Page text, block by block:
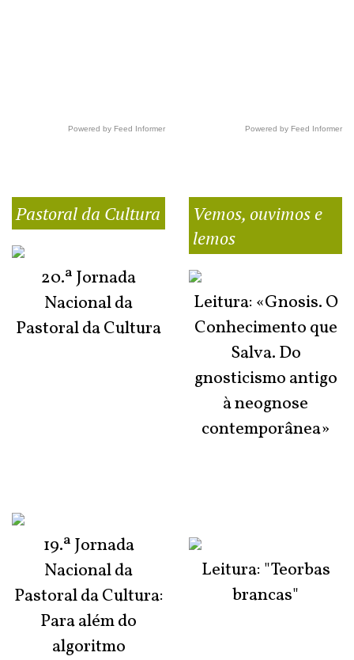
Powered by Feed Informer Powered by Feed Informer
Pastoral da Cultura
20.ª Jornada
Nacional da
Pastoral da Cultura
19.ª Jornada
Nacional da
Pastoral da Cultura:
Para além do
algoritmo
Vemos, ouvimos e
lemos
Leitura: «Gnosis. O
Conhecimento que
Salva. Do
gnosticismo antigo
à neognose
contemporânea»
Leitura: "Teorbas
brancas"